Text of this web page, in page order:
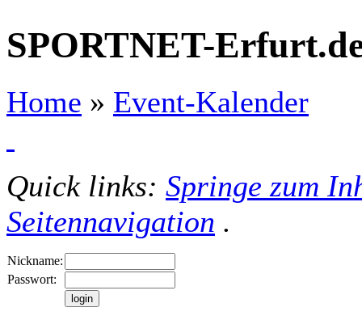
SPORTNET-
Home » Event-Kalender
Quick links: Springe zum
Seitennavigation .
Nickname:
Passwort: